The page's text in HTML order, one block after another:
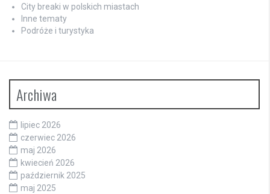
City breaki w polskich miastach
Inne tematy
Podróże i turystyka
Archiwa
lipiec 2026
czerwiec 2026
maj 2026
kwiecień 2026
październik 2025
maj 2025